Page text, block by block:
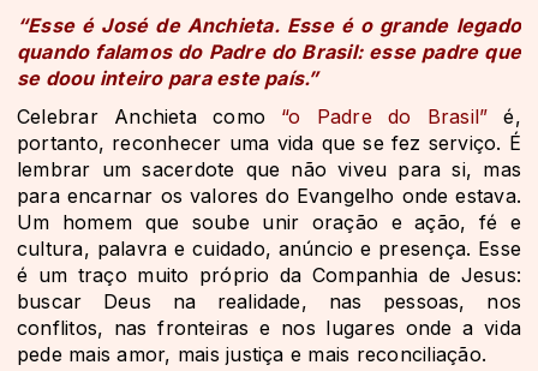
“Esse é José de Anchieta. Esse é o grande legado
quando falamos do Padre do Brasil: esse padre que
se doou inteiro para este país.”
Celebrar Anchieta como “o Padre do Brasil” é,
portanto, reconhecer uma vida que se fez serviço. É
lembrar um sacerdote que não viveu para si, mas
para encarnar os valores do Evangelho onde estava.
Um homem que soube unir oração e ação, fé e
cultura, palavra e cuidado, anúncio e presença. Esse
é um traço muito próprio da Companhia de Jesus:
buscar Deus na realidade, nas pessoas, nos
conflitos, nas fronteiras e nos lugares onde a vida
pede mais amor, mais justiça e mais reconciliação.